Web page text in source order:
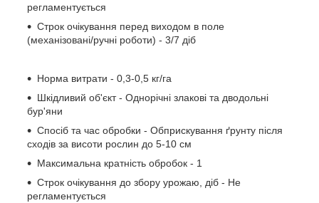
регламентується
Строк очікування перед виходом в поле
(механізовані/ручні роботи) - 3/7 діб
Норма витрати - 0,3-0,5 кг/га
Шкідливий об'єкт - Однорічні злакові та дводольні
бур'яни
Спосіб та час обробки - Обприскування ґрунту після
сходів за висоти рослин до 5-10 см
Максимальна кратність обробок - 1
Строк очікування до збору урожаю, діб - Не
регламентується